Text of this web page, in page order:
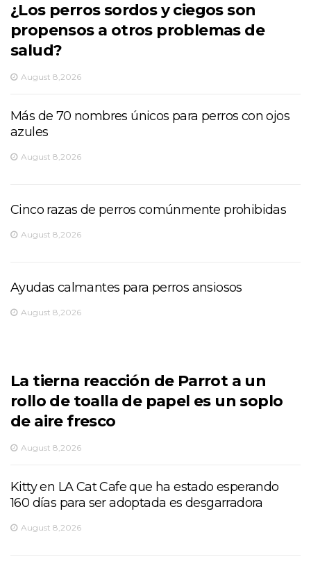
¿Los perros sordos y ciegos son
propensos a otros problemas de
salud?
August 8,2026
Más de 70 nombres únicos para perros con ojos
azules
August 8,2026
Cinco razas de perros comúnmente prohibidas
August 8,2026
Ayudas calmantes para perros ansiosos
August 8,2026
La tierna reacción de Parrot a un
rollo de toalla de papel es un soplo
de aire fresco
August 8,2026
Kitty en LA Cat Cafe que ha estado esperando
160 días para ser adoptada es desgarradora
August 8,2026